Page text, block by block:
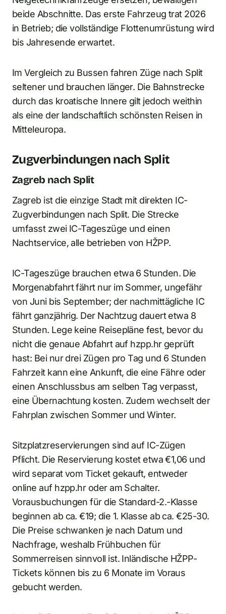
beide Abschnitte. Das erste Fahrzeug trat 2026
in Betrieb; die vollständige Flottenumrüstung wird
bis Jahresende erwartet.
Im Vergleich zu Bussen fahren Züge nach Split
seltener und brauchen länger. Die Bahnstrecke
durch das kroatische Innere gilt jedoch weithin
als eine der landschaftlich schönsten Reisen in
Mitteleuropa.
Zugverbindungen nach Split
Zagreb nach Split
Zagreb ist die einzige Stadt mit direkten IC-
Zugverbindungen nach Split. Die Strecke
umfasst zwei IC-Tageszüge und einen
Nachtservice, alle betrieben von HŽPP.
IC-Tageszüge brauchen etwa 6 Stunden. Die
Morgenabfahrt fährt nur im Sommer, ungefähr
von Juni bis September; der nachmittägliche IC
fährt ganzjährig. Der Nachtzug dauert etwa 8
Stunden. Lege keine Reisepläne fest, bevor du
nicht die genaue Abfahrt auf hzpp.hr geprüft
hast: Bei nur drei Zügen pro Tag und 6 Stunden
Fahrzeit kann eine Ankunft, die eine Fähre oder
einen Anschlussbus am selben Tag verpasst,
eine Übernachtung kosten. Zudem wechselt der
Fahrplan zwischen Sommer und Winter.
Sitzplatzreservierungen sind auf IC-Zügen
Pflicht. Die Reservierung kostet etwa €1,06 und
wird separat vom Ticket gekauft, entweder
online auf hzpp.hr oder am Schalter.
Vorausbuchungen für die Standard-2.-Klasse
beginnen ab ca. €19; die 1. Klasse ab ca. €25-30.
Die Preise schwanken je nach Datum und
Nachfrage, weshalb Frühbuchen für
Sommerreisen sinnvoll ist. Inländische HŽPP-
Tickets können bis zu 6 Monate im Voraus
gebucht werden.